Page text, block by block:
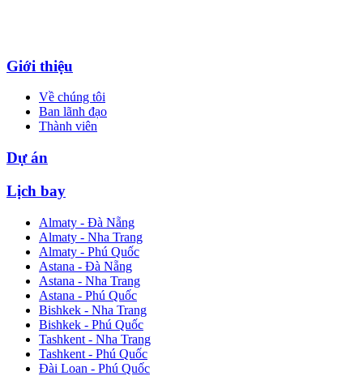
Giới thiệu
Về chúng tôi
Ban lãnh đạo
Thành viên
Dự án
Lịch bay
Almaty - Đà Nẵng
Almaty - Nha Trang
Almaty - Phú Quốc
Astana - Đà Nẵng
Astana - Nha Trang
Astana - Phú Quốc
Bishkek - Nha Trang
Bishkek - Phú Quốc
Tashkent - Nha Trang
Tashkent - Phú Quốc
Đài Loan - Phú Quốc